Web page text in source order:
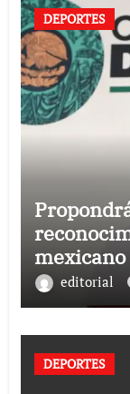
DEPORTES
editorial
DEPORTES